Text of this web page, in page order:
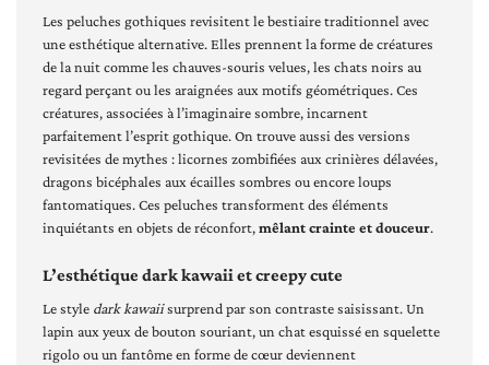
Les peluches gothiques revisitent le bestiaire traditionnel avec
une esthétique alternative. Elles prennent la forme de créatures
de la nuit comme les chauves-souris velues, les chats noirs au
regard perçant ou les araignées aux motifs géométriques. Ces
créatures, associées à l’imaginaire sombre, incarnent
parfaitement l’esprit gothique. On trouve aussi des versions
revisitées de mythes : licornes zombifiées aux crinières délavées,
dragons bicéphales aux écailles sombres ou encore loups
fantomatiques. Ces peluches transforment des éléments
inquiétants en objets de réconfort, mêlant crainte et douceur.
L’esthétique dark kawaii et creepy cute
Le style dark kawaiisurprend par son contraste saisissant. Un
lapin aux yeux de bouton souriant, un chat esquissé en squelette
rigolo ou un fantôme en forme de cœur deviennent